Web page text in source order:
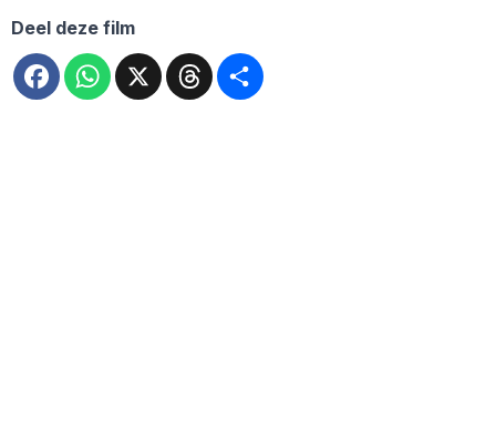
Deel deze film
FacebookWhatsApp
X Threads